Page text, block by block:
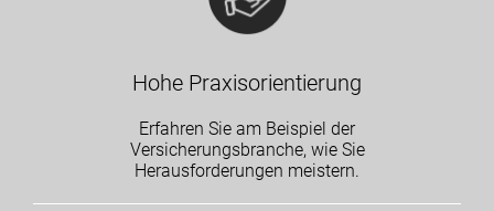
Hohe Praxisorientierung
Erfahren Sie am Beispiel der
Versicherungsbranche, wie Sie
Herausforderungen meistern.